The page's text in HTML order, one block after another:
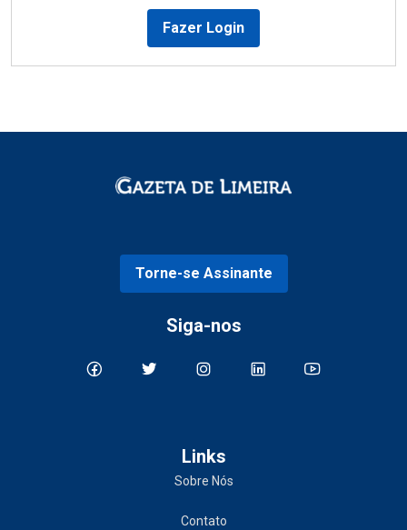
Fazer Login
Torne-se Assinante
Siga-nos
Links
Sobre Nós
Contato